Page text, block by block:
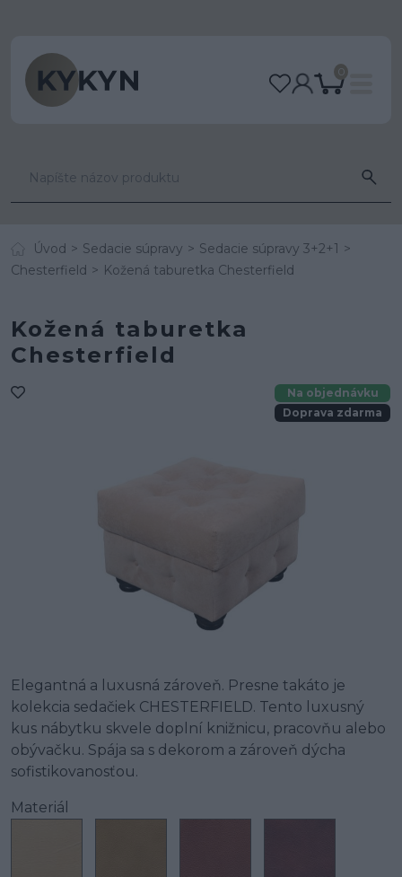
0
Úvod Sedacie súpravy
Sedacie súpravy 3+2+1
Chesterfield
Kožená taburetka Chesterfield
Kožená taburetka
Chesterfield
Na objednávku
Doprava zdarma
Elegantná a luxusná zároveň. Presne takáto je
kolekcia sedačiek CHESTERFIELD. Tento luxusný
kus nábytku skvele doplní knižnicu, pracovňu alebo
obývačku. Spája sa s dekorom a zároveň dýcha
sofistikovanosťou.
Materiál